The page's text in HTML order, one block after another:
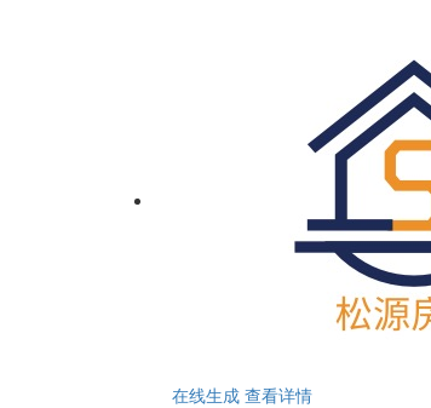
在线生成 查看详情